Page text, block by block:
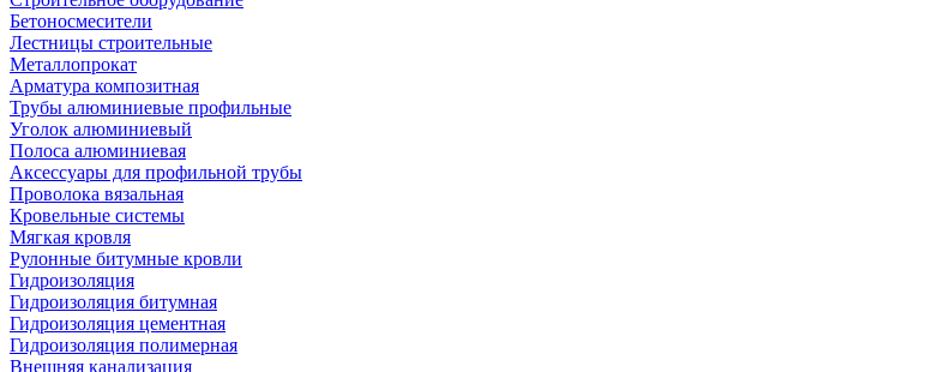
Бетоносмесители
Лестницы строительные
Металлопрокат
Арматура композитная
Трубы алюминиевые профильные
Уголок алюминиевый
Полоса алюминиевая
Аксессуары для профильной трубы
Проволока вязальная
Кровельные системы
Мягкая кровля
Рулонные битумные кровли
Гидроизоляция
Гидроизоляция битумная
Гидроизоляция цементная
Гидроизоляция полимерная
Внешняя канализация